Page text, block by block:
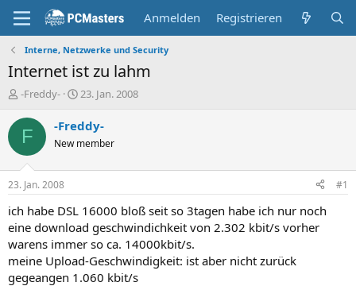
Anmelden Registrieren
Interne, Netzwerke und Security
Internet ist zu lahm
E
s
e
r
-Freddy-
E
s
e
t
a
m
23. Jan. 2008
F -Freddy-
New member
23. Jan. 2008 #1
ich habe DSL 16000 bloß seit so 3tagen habe ich nur noch
eine download geschwindichkeit von 2.302 kbit/s vorher
warens immer so ca. 14000kbit/s.
meine Upload-Geschwindigkeit: ist aber nicht zurück
gegeangen 1.060 kbit/s